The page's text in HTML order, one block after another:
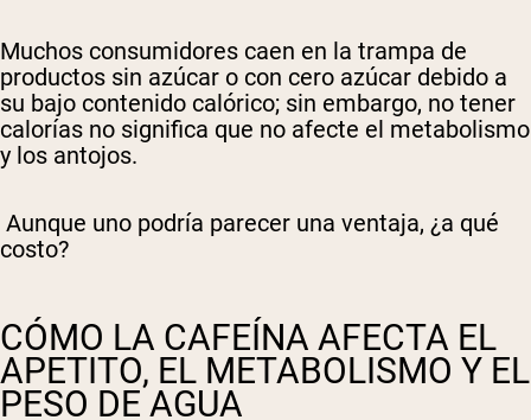
Muchos consumidores caen en la trampa de
productos sin azúcar o con cero azúcar debido a
su bajo contenido calórico; sin embargo, no tener
calorías no significa que no afecte el metabolismo
y los antojos.
Aunque uno podría parecer una ventaja, ¿a qué
costo?
CÓMO LA CAFEÍNA AFECTA EL
APETITO, EL METABOLISMO Y EL
PESO DE AGUA